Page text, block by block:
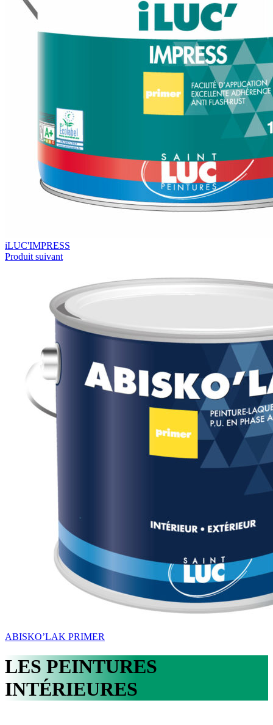
iLUC'IMPRESS
Produit suivant
ABISKO’LAK PRIMER
LES PEINTURES
INTÉRIEURES